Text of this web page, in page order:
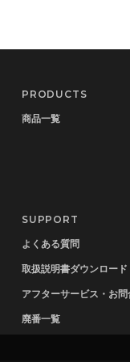
PRODUCTS
商品一覧
SUPPORT
よくある質問
取扱説明書ダウンロード
アフターサービス・お問
廃番一覧